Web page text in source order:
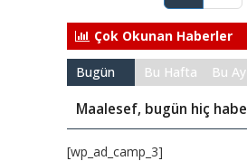
Çok Okunan Haberler
Bugün Bu Hafta Bu Ay
Maalesef, bugün hiç
[wp_ad_camp_3]